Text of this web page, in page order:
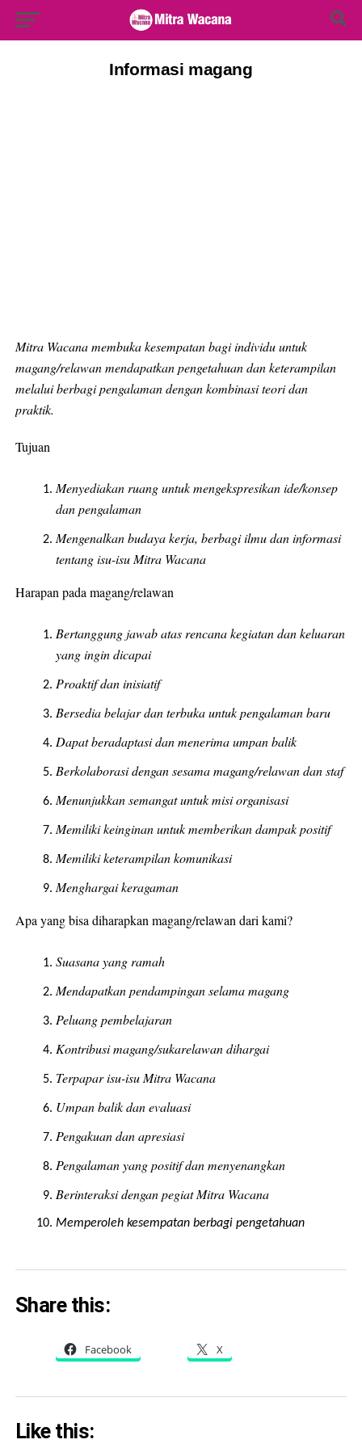
for:
Informasi magang
Mitra Wacana membuka kesempatan bagi individu untuk
magang/relawan mendapatkan pengetahuan dan keterampilan
melalui berbagi pengalaman dengan kombinasi teori dan
praktik.
Tujuan
Menyediakan ruang untuk mengekspresikan ide/konsep
dan pengalaman
Mengenalkan budaya kerja, berbagi ilmu dan informasi
tentang isu-isu Mitra Wacana
Harapan pada magang/relawan
Bertanggung jawab atas rencana kegiatan dan keluaran
yang ingin dicapai
Proaktif dan inisiatif
Bersedia belajar dan terbuka untuk pengalaman baru
Dapat beradaptasi dan menerima umpan balik
Berkolaborasi dengan sesama magang/relawan dan staf
Menunjukkan semangat untuk misi organisasi
Memiliki keinginan untuk memberikan dampak positif
Memiliki keterampilan komunikasi
Menghargai keragaman
Apa yang bisa diharapkan magang/relawan dari kami?
Suasana yang ramah
Mendapatkan pendampingan selama magang
Peluang pembelajaran
Kontribusi magang/sukarelawan dihargai
Terpapar isu-isu Mitra Wacana
Umpan balik dan evaluasi
Pengakuan dan apresiasi
Pengalaman yang positif dan menyenangkan
Berinteraksi dengan pegiat Mitra Wacana
Memperoleh kesempatan berbagi pengetahuan
Share this:
Facebook X
Like this: